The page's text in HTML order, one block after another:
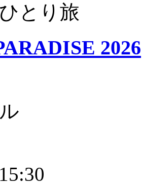
とり旅
2026